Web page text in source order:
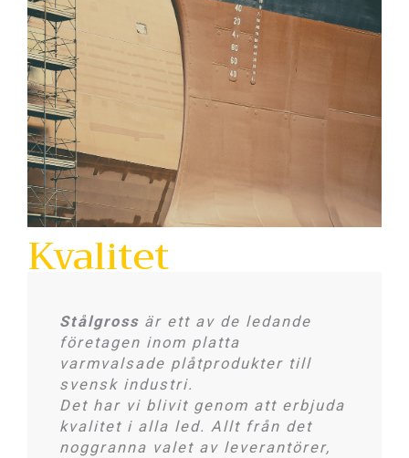
Kvalitet
att tänka
Vi håller hög servicenivå genom kunskap och brett
kontaktnät.
Stålgross är ett av de ledande
företagen inom platta
varmvalsade plåtprodukter till
svensk industri.
Det har vi blivit genom att erbjuda
kvalitet i alla led. Allt från det
noggranna valet av leverantörer,